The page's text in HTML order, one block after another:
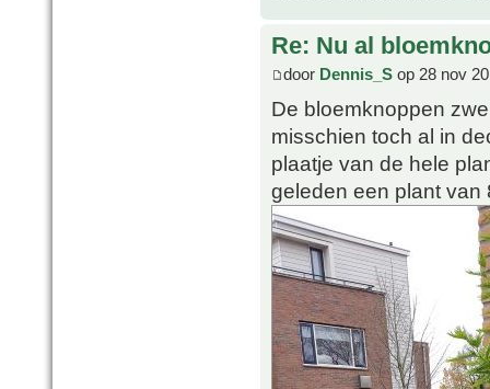
Re: Nu al
door Dennis_S op 28 nov
De bloemknoppen
misschien toch al in
plaatje van de hele
geleden een plant van